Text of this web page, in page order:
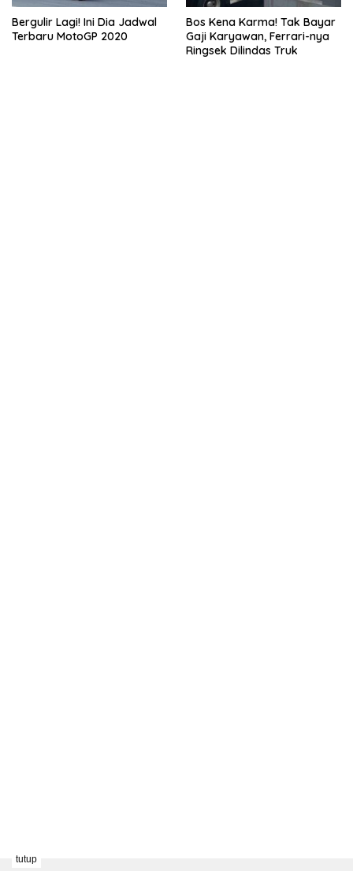
Bergulir Lagi! Ini Dia Jadwal
Terbaru MotoGP 2020
Bos Kena Karma! Tak Bayar
Gaji Karyawan, Ferrari-nya
Ringsek Dilindas Truk
tutup